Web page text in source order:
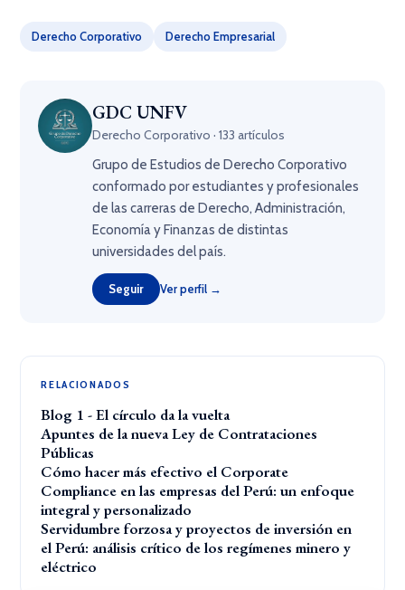
Derecho Corporativo Derecho Empresarial
GDC UNFV
Derecho Corporativo · 133 artículos
Grupo de Estudios de Derecho Corporativo
conformado por estudiantes y profesionales
de las carreras de Derecho, Administración,
Economía y Finanzas de distintas
universidades del país.
Seguir Ver perfil →
RELACIONADOS
Blog 1 - El círculo da la vuelta
Apuntes de la nueva Ley de Contrataciones
Públicas
Cómo hacer más efectivo el Corporate
Compliance en las empresas del Perú: un enfoque
integral y personalizado
Servidumbre forzosa y proyectos de inversión en
el Perú: análisis crítico de los regímenes minero y
eléctrico